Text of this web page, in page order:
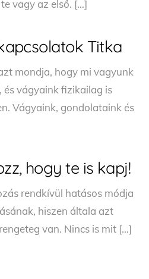
vagy az első. […]
Titka
mondja, hogy mi vagyunk
vágyaink fizikailag is
Vágyaink, gondolataink és
hogy te is kapj!
rendkívül hatásos módja
hiszen általa azt
van. Nincs is mit […]